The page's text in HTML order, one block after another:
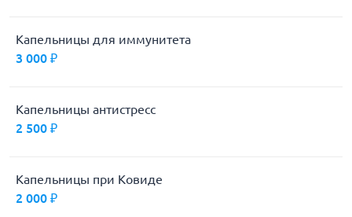
Капельницы для иммунитета
3 000 ₽
Капельницы антистресс
2 500 ₽
Капельницы при Ковиде
2 000 ₽